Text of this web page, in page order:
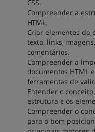
CSS.
Compreender a
HTML.
Criar elementos de
texto, links,
comentários.
Compreender a
documentos HTML
ferramentas de
Entender o
estrutura e os
Compreender o
para o bom